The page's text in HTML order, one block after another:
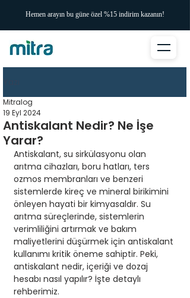
Hemen arayın bu güne özel %15 indirim kazanın!
Antiskalant Nedir? Ne İşe
Yarar?
Mitralog
19 Eyl 2024
Antiskalant, su sirkülasyonu olan
arıtma cihazları, boru hatları, ters
ozmos membranları ve benzeri
sistemlerde kireç ve mineral birikimini
önleyen hayati bir kimyasaldır. Su
arıtma süreçlerinde, sistemlerin
verimliliğini artırmak ve bakım
maliyetlerini düşürmek için antiskalant
kullanımı kritik öneme sahiptir. Peki,
antiskalant nedir, içeriği ve dozaj
hesabı nasıl yapılır? İşte detaylı
rehberimiz.